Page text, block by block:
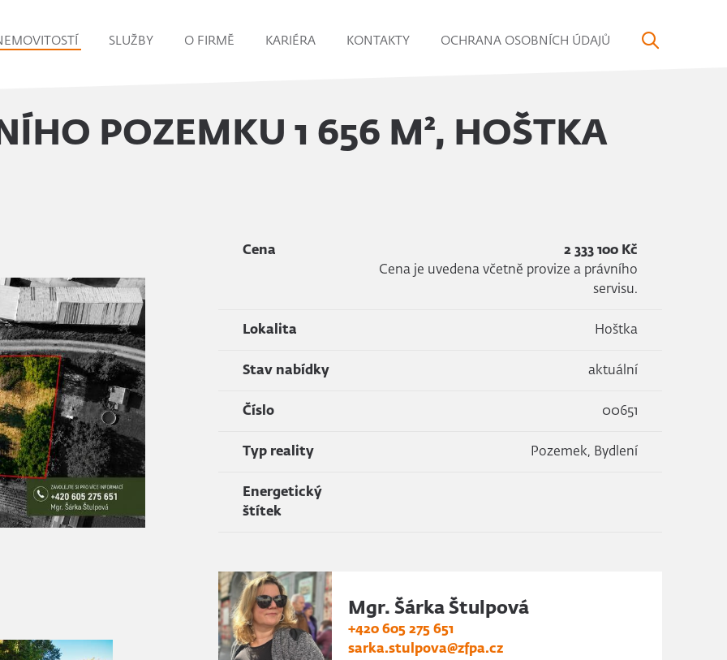
SLUŽBY O FIRMĚ KARIÉRA KONTAKTY OCHRANA OSOBNÍCH ÚDAJŮ
POZEMKU 1 656 M², HOŠTKA
Cena
2 333 100 Kč
Cena je uvedena včetně provize a právního
servisu.
Lokalita Hoštka
Stav nabídky aktuální
Číslo 00651
Typ reality Pozemek, Bydlení
Energetický
štítek
Mgr. Šárka Štulpová
+420 605 275 651
sarka.stulpova@zfpa.cz